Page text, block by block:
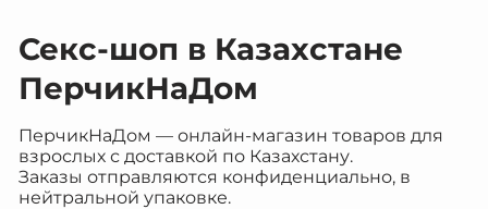
Секс-шоп в Казахстане
ПерчикНаДом
ПерчикНаДом — онлайн-магазин товаров для
взрослых с доставкой по Казахстану.
Заказы отправляются конфиденциально, в
нейтральной упаковке.